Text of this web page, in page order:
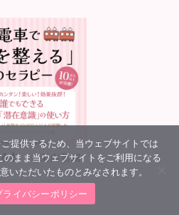
提供するため、当ウェブサイトでは
まま当ウェブサイトをご利用になる
いただいたものとみなされます。
ライバシーポリシー